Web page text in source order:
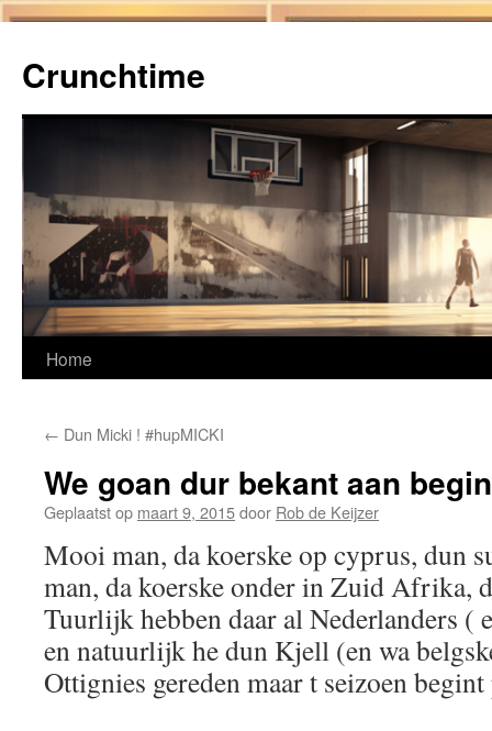
de
inhoud
Crunchtime
Home
← Dun Micki ! #hupMICKI
We goan dur bekant aan
Geplaatst op maart 9, 2015door Rob de Keijzer
Mooi man, da koerske op cyprus, dun
man, da koerske onder in Zuid Afrika,
Tuurlijk hebben daar al Nederlanders (
en natuurlijk he dun Kjell (en wa
Ottignies gereden maar t seizoen begint